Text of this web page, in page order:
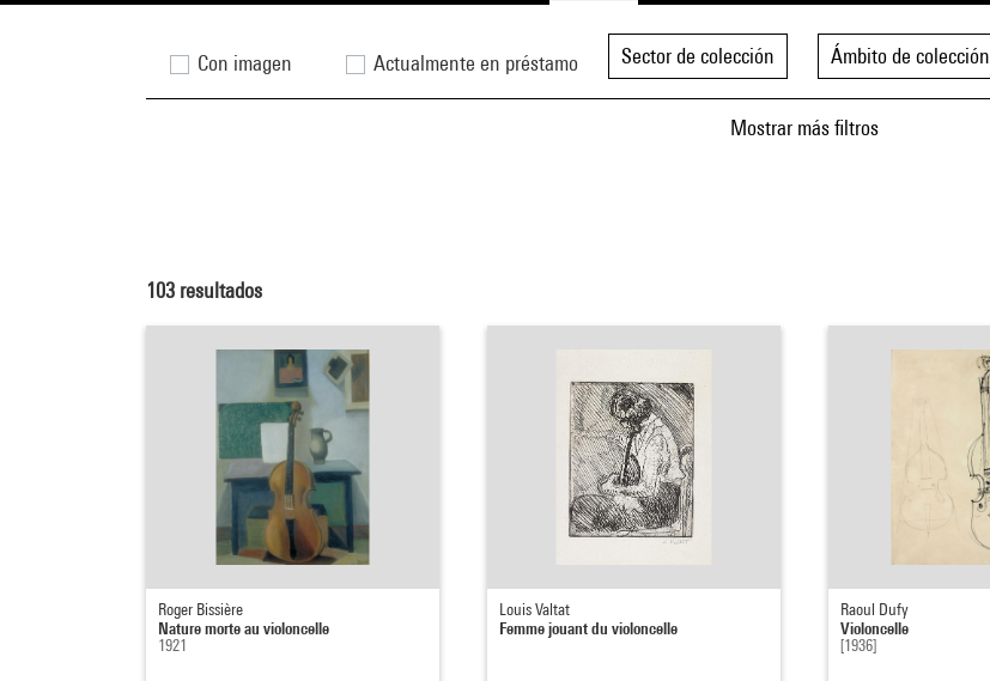
Con imagen Actualmente en préstamo Sector de colección Ámbito de colección
Mostrar más filtros
103 resultados
Roger Bissière
Nature morte au violoncelle
1921
Louis Valtat
Femme jouant du violoncelle
Raoul Dufy
Violoncelle
[1936]